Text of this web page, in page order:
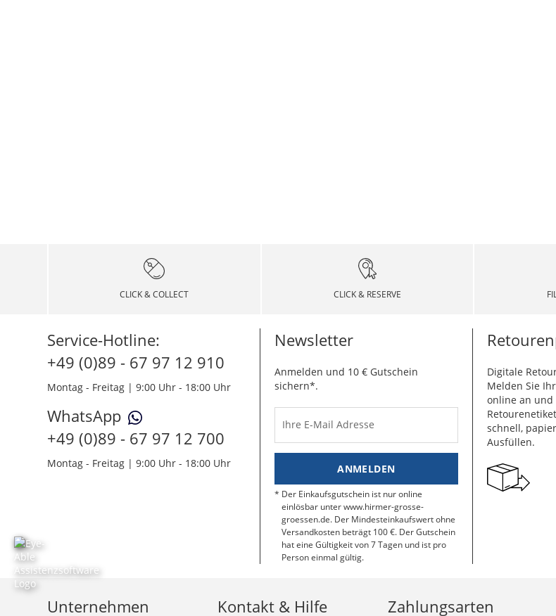
CLICK & COLLECT CLICK & RESERVE
Service-Hotline:
+49 (0)89 - 67 97 12 910
Montag - Freitag | 9:00 Uhr - 18:00 Uhr
WhatsApp
+49 (0)89 - 67 97 12 700
Montag - Freitag | 9:00 Uhr - 18:00 Uhr
Newsletter
Anmelden und 10 € Gutschein
sichern*.
Ihre E-Mail Adresse
ANMELDEN
Der Einkaufsgutschein ist nur online
einlösbar unter www.hirmer-grosse-
groessen.de. Der Mindesteinkaufswert ohne
Versandkosten beträgt 100 €. Der Gutschein
hat eine Gültigkeit von 7 Tagen und ist pro
Person einmal gültig.
Digitale
Melden Sie
online an und
schnell,
Ausfüllen.
Unternehmen Kontakt & Hilfe Zahlungsarten